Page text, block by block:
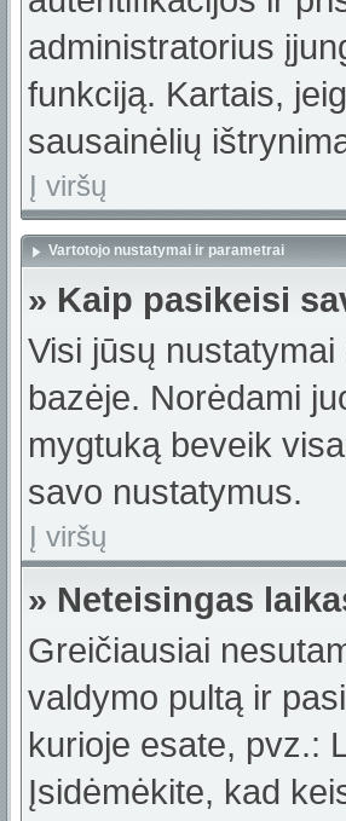
administratorius
funkciją. Kartais,
sausainėlių
Į viršų
Vartotojo nustatymai ir parametrai
» Kaip pasikeisi
Visi jūsų
bazėje. Norėdami
mygtuką beveik
savo nustatymus.
Į viršų
» Neteisingas
Greičiausiai
valdymo pultą ir
kurioje esate, pvz.:
Įsidėmėkite, kad